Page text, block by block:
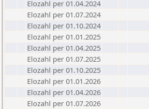
Elozahl per 01.04.2024
Elozahl per 01.07.2024
Elozahl per 01.10.2024
Elozahl per 01.01.2025
Elozahl per 01.04.2025
Elozahl per 01.07.2025
Elozahl per 01.10.2025
Elozahl per 01.01.2026
Elozahl per 01.04.2026
Elozahl per 01.07.2026